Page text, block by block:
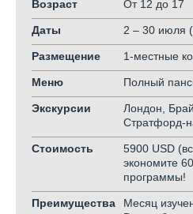
Возраст От 12 до 17
Даты 2 – 30 июля
Размещение 1-местные
Меню Полный
Экскурсии
Лондон,
Стратфорд-
Стоимость
5900 USD
экономите
программы!
Преимущества
Месяц